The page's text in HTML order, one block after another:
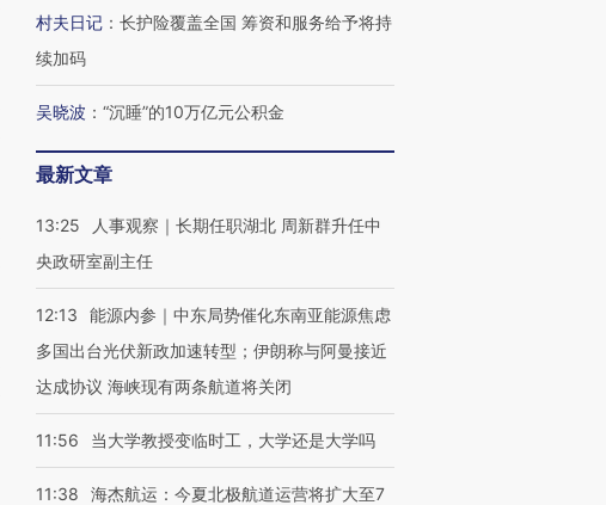
村夫日记 ： 长护险覆盖全国 筹资和服务给予将持
续加码
吴晓波 ： “沉睡”的10万亿元公积金
最新文章
13:25
人事观察｜长期任职湖北 周新群升任中
央政研室副主任
12:13
能源内参｜中东局势催化东南亚能源焦虑
多国出台光伏新政加速转型；伊朗称与阿曼接近
达成协议 海峡现有两条航道将关闭
11:56 当大学教授变临时工，大学还是大学吗
11:38
海杰航运：今夏北极航道运营将扩大至7